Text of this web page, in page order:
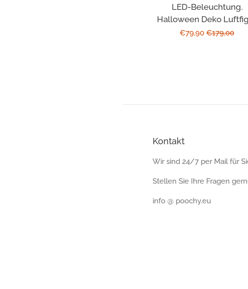
LED-Beleuchtung.
Halloween Deko
Sonderpreis
€79,90 Normaler
€179,00
Kontakt
Wir sind 24/7 per Mail für
Stellen Sie Ihre Fragen
info @ poochy.eu